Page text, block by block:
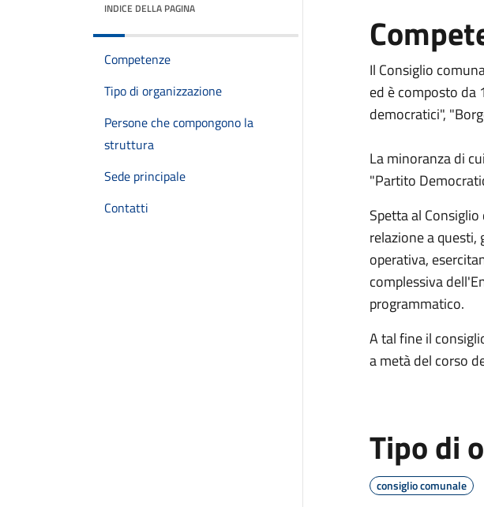
INDICE DELLA PAGINA
Competenze
Tipo di organizzazione
Persone che compongono la
struttura
Sede principale
Contatti
Il Consiglio
ed è composto da
democratici",
La minoranza di
"Partito
Spetta al
relazione a
operativa,
complessiva
programmatico.
A tal fine il
a metà del corso
Tipo di
consiglio comunale